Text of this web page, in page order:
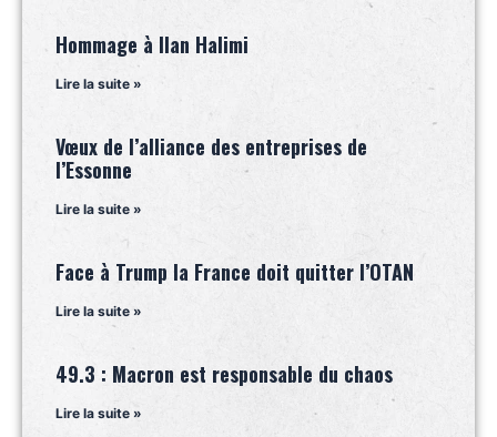
Hommage à Ilan Halimi
Lire la suite »
Vœux de l’alliance des entreprises de
l’Essonne
Lire la suite »
Face à Trump la France doit quitter l’OTAN
Lire la suite »
49.3 : Macron est responsable du chaos
Lire la suite »